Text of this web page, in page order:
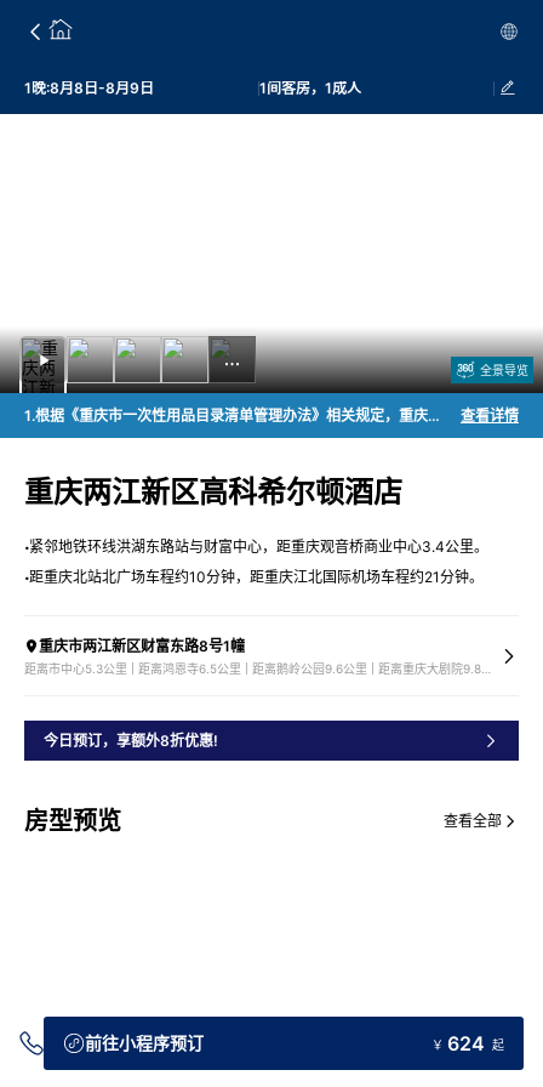
1晚:8月8日-8月9日 1间客房，1成人
全景导览
1.根据《重庆市一次性用品目录清单管理办法》相关规定，重庆市旅游住宿业将不再主动提供一次性用品。如需额外服务请咨询酒店，我们将竭诚为您服务。2.儿童早餐价格说明：成人携儿童用餐，1.2米（含）以下儿童免费，其他身高请具体咨询餐厅，以餐厅收费为准。 查看详情
重庆两江新区高科希尔顿酒店
紧邻地铁环线洪湖东路站与财富中心，距重庆观音桥商业中心3.4公里。
距重庆北站北广场车程约10分钟，距重庆江北国际机场车程约21分钟。
重庆市两江新区财富东路8号1幢
今日预订，享额外8折优惠!
房型预览 查看全部
前往小程序预订 ￥ 624 起